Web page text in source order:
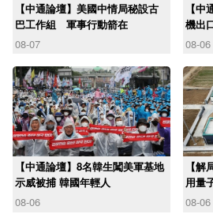
【中通論壇】美國中情局秘設古
巴工作組 軍事行動箭在
08-07
【
機出
08-06
【中通論壇】8名韓生闖美軍基地
示威被捕 韓國年輕人
08-06
【
用量
08-06